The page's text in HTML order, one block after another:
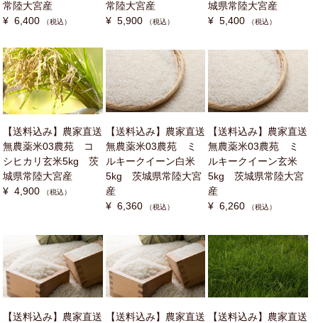
常陸大宮産
¥ 6,400
（税込）
常陸大宮産
¥ 5,900
（税込）
城県常陸大宮産
¥ 5,400
（税込）
【送料込み】農家直送
無農薬米03農苑 コ
シヒカリ玄米5kg 茨
城県常陸大宮産
¥ 4,900
（税込）
【送料込み】農家直送
無農薬米03農苑 ミ
ルキークイーン白米
5kg 茨城県常陸大宮
産
¥ 6,360
（税込）
【送料込み】農家直送
無農薬米03農苑 ミ
ルキークイーン玄米
5kg 茨城県常陸大宮
産
¥ 6,260
（税込）
【送料込み】農家直送
【送料込み】農家直送
【送料込み】農家直送